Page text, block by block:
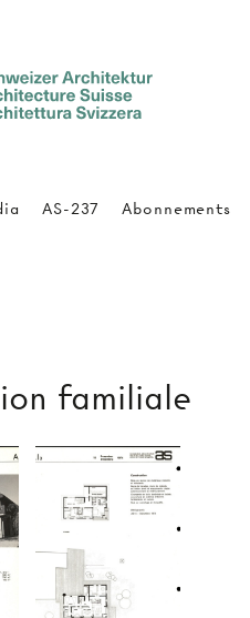
familiale
AS-237 Abonnements